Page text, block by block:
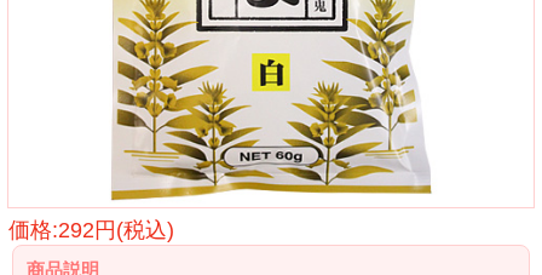
価格:292円(税込)
商品説明